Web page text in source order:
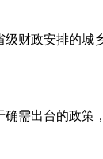
财政安排的
需出台的政策